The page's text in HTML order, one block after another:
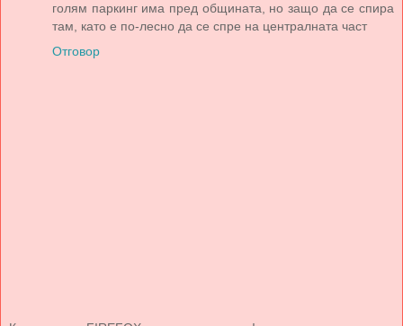
голям паркинг има пред общината, но защо да се спира
там, като е по-лесно да се спре на централната част
Отговор